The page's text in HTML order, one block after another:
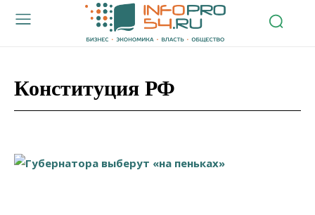
Конституция РФ